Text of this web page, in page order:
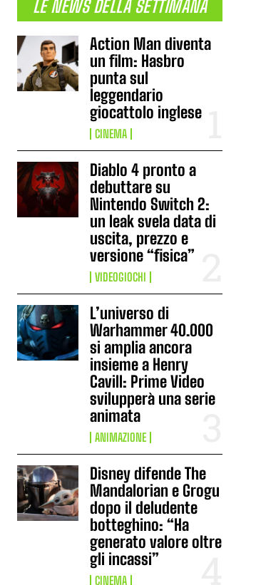
LE NEWS DELLA SETTIMANA
Action Man diventa
un film: Hasbro
punta sul
leggendario
giocattolo inglese
CINEMA
Diablo 4 pronto a
debuttare su
Nintendo Switch 2:
un leak svela data di
uscita, prezzo e
versione “fisica”
VIDEOGIOCHI
L’universo di
Warhammer 40.000
si amplia ancora
insieme a Henry
Cavill: Prime Video
svilupperà una serie
animata
ANIMAZIONE
Disney difende The
Mandalorian e Grogu
dopo il deludente
botteghino: “Ha
generato valore oltre
gli incassi”
CINEMA